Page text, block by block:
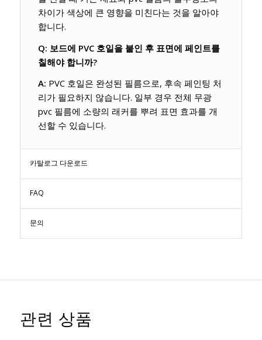
차이가 색상에 큰 영향을 미친다는 것을 알아야
합니다.
Q: 보드에 PVC 호일을 붙인 후 표면에 페인트를
칠해야 합니까?
A: PVC 호일은 완성된 필름으로, 후속 페인팅 처
리가 필요하지 않습니다. 일부 경우 전체 무광
pvc 필름에 소량의 래커를 뿌려 표면 효과를 개
선할 수 있습니다.
카탈로그 다운로드
FAQ
문의
관련 상품